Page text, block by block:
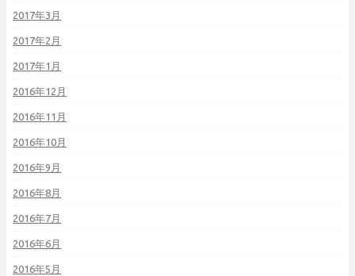
2017年3月
2017年2月
2017年1月
2016年12月
2016年11月
2016年10月
2016年9月
2016年8月
2016年7月
2016年6月
2016年5月